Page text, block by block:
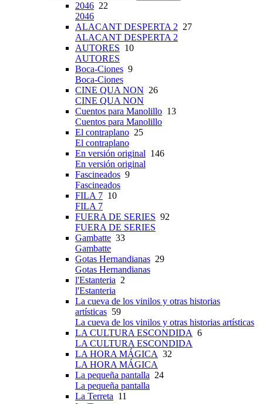
2046 22
2046
ALACANT DESPERTA 2 27
ALACANT DESPERTA 2
AUTORES 10
AUTORES
Boca-Ciones 9
Boca-Ciones
CINE QUA NON 26
CINE QUA NON
Cuentos para Manolillo 13
Cuentos para Manolillo
El contraplano 25
El contraplano
En versión original 146
En versión original
Fascineados 9
Fascineados
FILA 7 10
FILA 7
FUERA DE SERIES 92
FUERA DE SERIES
Gambatte 33
Gambatte
Gotas Hernandianas 29
Gotas Hernandianas
l'Estanteria 2
l'Estanteria
La cueva de los vinilos y otras historias
artísticas 59
La cueva de los vinilos y otras historias artísticas
LA CULTURA ESCONDIDA 6
LA CULTURA ESCONDIDA
LA HORA MÁGICA 32
LA HORA MÁGICA
La pequeña pantalla 24
La pequeña pantalla
La Terreta 11